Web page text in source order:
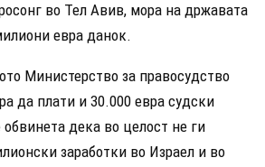
во Тел Авив, мора на државата
евра данок.
Министерство за правосудство
да плати и 30.000 евра судски
дека во целост не ги
заработки во Израел и во